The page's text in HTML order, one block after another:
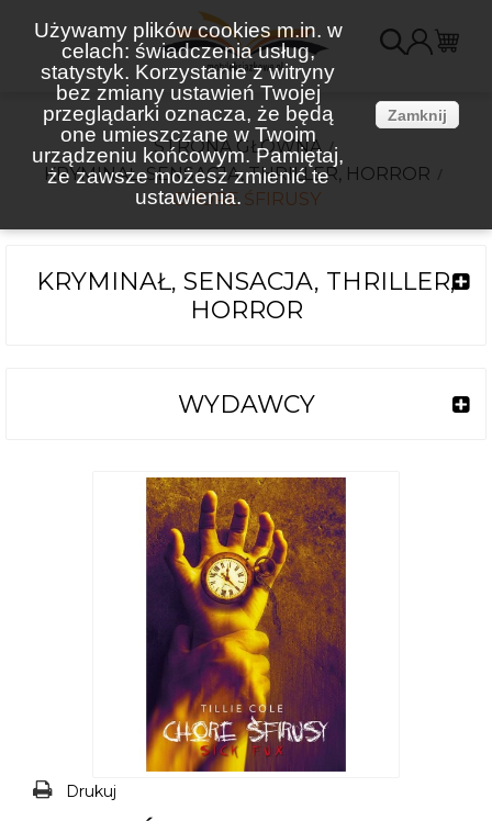
Używamy plików cookies m.in. w
celach: świadczenia usług,
statystyk. Korzystanie z witryny
bez zmiany ustawień Twojej
przeglądarki oznacza, że będą
one umieszczane w Twoim
urządzeniu końcowym. Pamiętaj,
że zawsze możesz zmienić te
ustawienia.
Zamknij
STRONA GŁÓWNA
KRYMINAŁ, SENSACJA, THRILLER, HORROR
CHORE ŚFIRUSY
KRYMINAŁ, SENSACJA, THRILLER,
HORROR
WYDAWCY
Drukuj